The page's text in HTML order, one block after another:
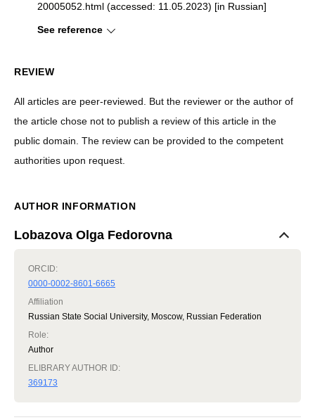
20005052.html (accessed: 11.05.2023) [in Russian]
See reference
REVIEW
All articles are peer-reviewed. But the reviewer or the author of
the article chose not to publish a review of this article in the
public domain. The review can be provided to the competent
authorities upon request.
AUTHOR INFORMATION
Lobazova Olga Fedorovna
ORCID:
0000-0002-8601-6665
Affiliation
Russian State Social University, Moscow, Russian Federation
Role:
Author
ELIBRARY AUTHOR ID:
369173